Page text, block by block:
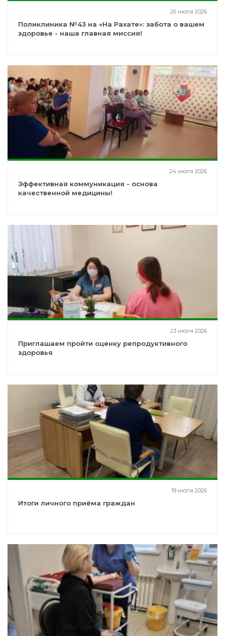
26 июля 2026
Поликлиника №43 на «На Рахате»: забота о вашем
здоровье - наша главная миссия!
24 июля 2026
Эффективная коммуникация - основа
качественной медицины!
23 июля 2026
Приглашаем пройти оценку репродуктивного
здоровья
19 июля 2026
Итоги личного приёма граждан